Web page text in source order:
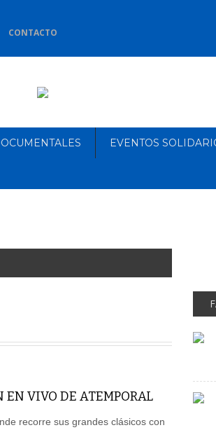
CONTACTO
EVENTOS
VIVO DE ATEMPORAL
recorre sus grandes clásicos con